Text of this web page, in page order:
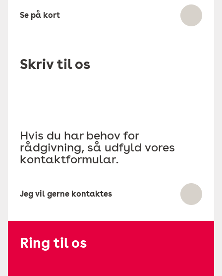
Se på kort
Skriv til os
Hvis du har behov for
rådgivning, så udfyld vores
kontaktformular.
Jeg vil gerne kontaktes
Ring til os